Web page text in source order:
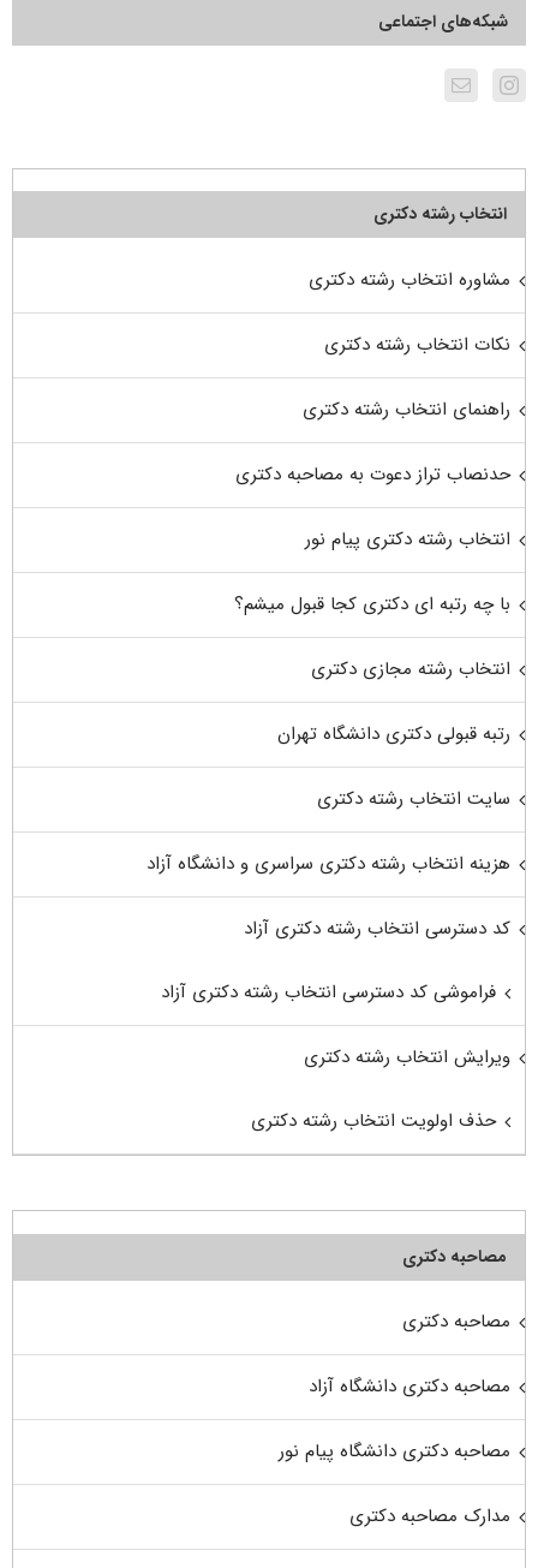
شبکه‌های اجتماعی
انتخاب رشته دکتری
مشاوره انتخاب رشته دکتری
نکات انتخاب رشته دکتری
راهنمای انتخاب رشته دکتری
حدنصاب تراز دعوت به مصاحبه دکتری
انتخاب رشته دکتری پیام نور
با چه رتبه ای دکتری کجا قبول میشم؟
انتخاب رشته مجازی دکتری
رتبه قبولی دکتری دانشگاه تهران
سایت انتخاب رشته دکتری
هزینه انتخاب رشته دکتری سراسری و دانشگاه آزاد
کد دسترسی انتخاب رشته دکتری آزاد
فراموشی کد دسترسی انتخاب رشته دکتری آزاد
ویرایش انتخاب رشته دکتری
حذف اولویت انتخاب رشته دکتری
مصاحبه دکتری
مصاحبه دکتری
مصاحبه دکتری دانشگاه آزاد
مصاحبه دکتری دانشگاه پیام نور
مدارک مصاحبه دکتری